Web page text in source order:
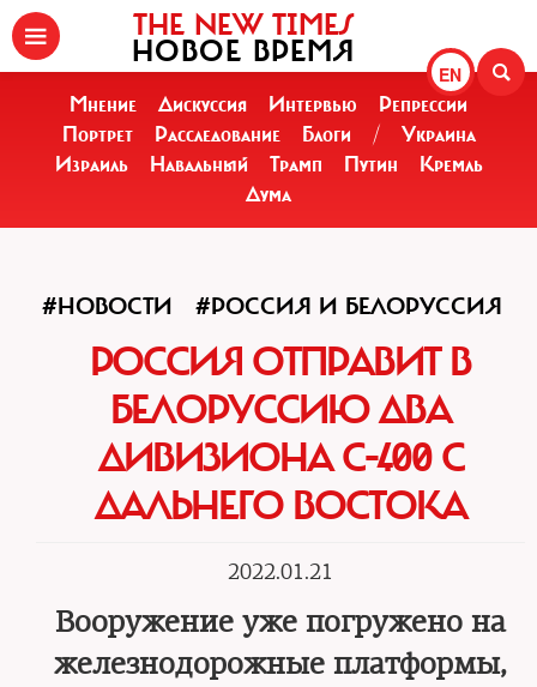
EN
THE NEW TIMES
НОВОЕ ВРЕМЯ
Мнение Дискуссия Интервью
Репрессии
Портрет
Расследование Блоги /
Украина
Израиль
Навальный Трамп Путин
Кремль
Дума
#НОВОСТИ #РОССИЯ И БЕЛОРУССИЯ
РОССИЯ ОТПРАВИТ В
БЕЛОРУССИЮ ДВА
ДИВИЗИОНА С-400 С
ДАЛЬНЕГО ВОСТОКА
2022.01.21
Вооружение уже погружено на
железнодорожные платформы,